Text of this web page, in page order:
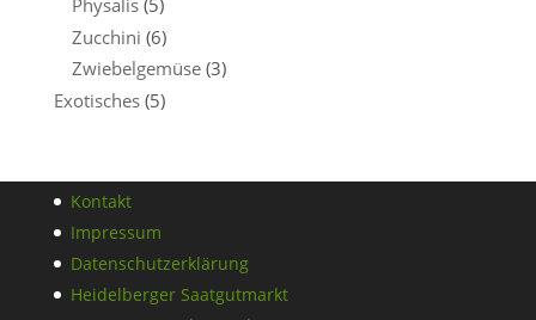
Physalis (5)
Zucchini (6)
Zwiebelgemüse (3)
Exotisches (5)
Kontakt
Impressum
Datenschutzerklärung
Heidelberger Saatgutmarkt